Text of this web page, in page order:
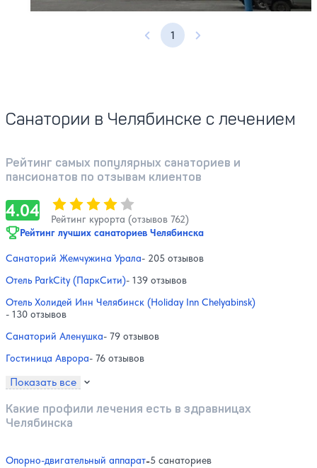
Предыдущая страница
1 Следующая страница
Санатории в Челябинске с лечением
Рейтинг самых популярных санаториев и
пансионатов по отзывам клиентов
4.04 Оценка, количество звезд:
Рейтинг курорта (отзывов 762)
Рейтинг лучших санаториев Челябинска
Санаторий Жемчужина Урала- 205 отзывов
Отель ParkCity (ПаркСити)- 139 отзывов
Отель Холидей Инн Челябинск (Holiday Inn Chelyabinsk)
- 130 отзывов
Санаторий Аленушка- 79 отзывов
Гостиница Аврора- 76 отзывов
Показать все
Какие профили лечения есть в здравницах
Челябинска
Опорно-двигательный аппарат-5 санаториев